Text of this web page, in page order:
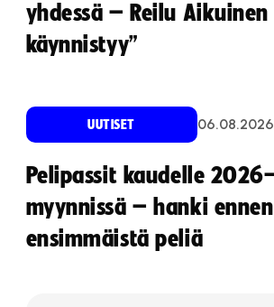
yhdessä – Reilu
käynnistyy”
UUTISET 06.08.2026
Pelipassit kaudelle
myynnissä – hanki ennen
ensimmäistä peliä